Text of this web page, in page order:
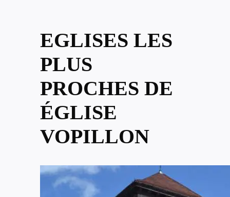
EGLISES LES
PLUS
PROCHES DE
ÉGLISE
VOPILLON